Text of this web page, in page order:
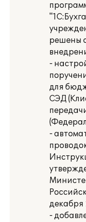
решены
-
для
СЭД
-
декабря
-